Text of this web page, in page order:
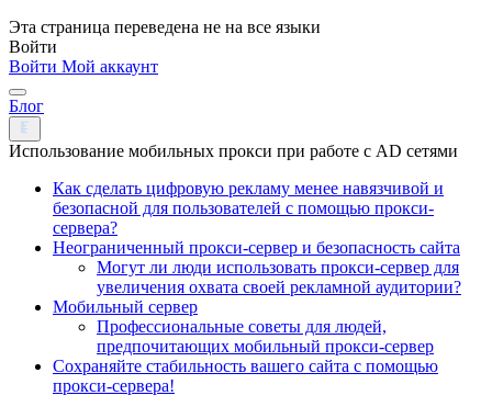
Эта страница переведена не на все языки
Войти
Войти Мой аккаунт
Блог
Использование мобильных прокси при работе с AD сетями
Как сделать цифровую рекламу менее навязчивой и
безопасной для пользователей с помощью прокси-
сервера?
Неограниченный прокси-сервер и безопасность сайта
Могут ли люди использовать прокси-сервер для
увеличения охвата своей рекламной аудитории?
Мобильный сервер
Профессиональные советы для людей,
предпочитающих мобильный прокси-сервер
Сохраняйте стабильность вашего сайта с помощью
прокси-сервера!